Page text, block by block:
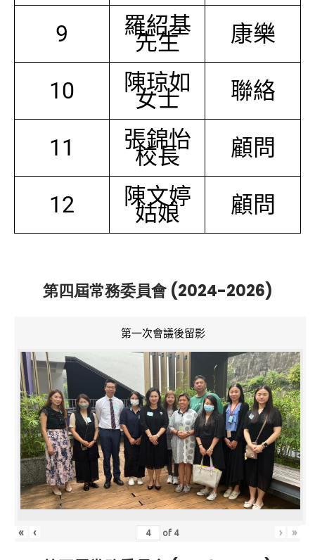
9 羅紹基
先生 康樂
10 陳琼如
女士 聯絡
11 張錦怡
校長 顧問
12 陳文婷
姑娘 顧問
第四屆常務委員會 (2024-2026)
第一次會議後留影
« ‹ of 4 › »